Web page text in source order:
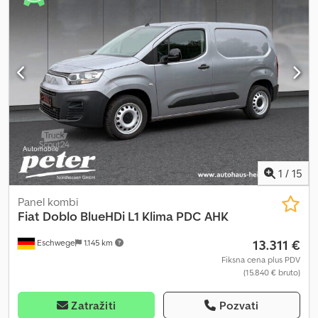
1 / 15
Eschwege 1.145 km
Panel kombi
Fiat Doblo BlueHDi L1 Klima PDC AHK
13.311 €
Fiksna cena plus PDV
(15.840 € bruto)
Zatražiti Pozvati